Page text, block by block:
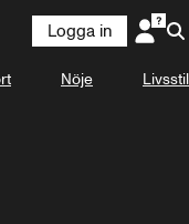
Logga in
Nöje Livsstil